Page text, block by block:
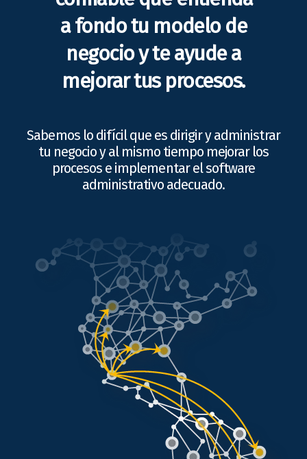
a fondo tu modelo de
negocio y te ayude a
mejorar tus procesos.
Sabemos lo difícil que es dirigir y administrar
tu negocio y al mismo tiempo mejorar los
procesos e implementar el software
administrativo adecuado.